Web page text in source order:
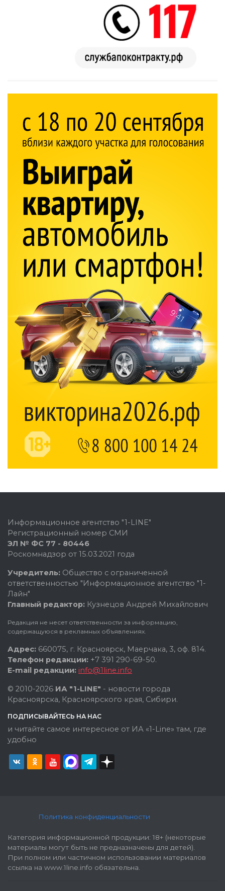
Информационное агентство "1-LINE"
Регистрационный номер СМИ
ЭЛ № ФС 77 - 80446
Роскомнадзор от 15.03.2021 года
Учредитель: Общество с ограниченной
ответственностью "Информационное агентство "1-
Лайн"
Главный редактор: Кузнецов Андрей Михайлович
Редакция не несет ответственности за информацию,
содержащуюся в рекламных объявлениях.
Адрес: 660075, г. Красноярск, Маерчака, 3, оф. 814.
Телефон редакции: +7 391 290-69-50.
E-mail редакции: info@1line.info
© 2010-2026 ИА "1-LINE" - новости города
Красноярска, Красноярского края, Сибири.
ПОДПИСЫВАЙТЕСЬ НА НАС
и читайте самое интересное от ИА «1-Line» там, где
удобно
Политика конфиденциальности
Категория информационной продукции: 18+ (некоторые
материалы могут быть не предназначены для детей).
При полном или частичном использовании материалов
ссылка на www.1line.info обязательна.